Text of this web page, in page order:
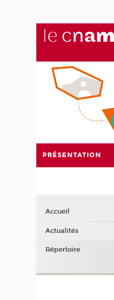
PRÉSENTATION
Accueil
Actualités
Répertoire